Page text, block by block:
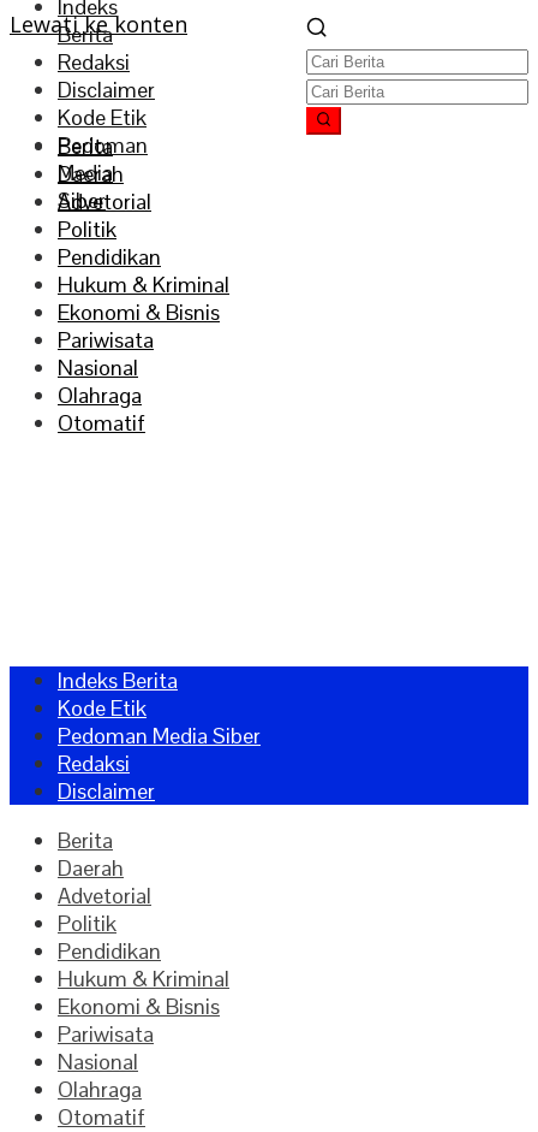
Lewati ke konten
Indeks
Berita
Redaksi
Disclaimer
Kode Etik
Pedoman
Media
Siber
Berita
Daerah
Advetorial
Politik
Pendidikan
Hukum & Kriminal
Ekonomi & Bisnis
Pariwisata
Nasional
Olahraga
Otomatif
Indeks Berita
Kode Etik
Pedoman Media Siber
Redaksi
Disclaimer
Berita
Daerah
Advetorial
Politik
Pendidikan
Hukum & Kriminal
Ekonomi & Bisnis
Pariwisata
Nasional
Olahraga
Otomatif